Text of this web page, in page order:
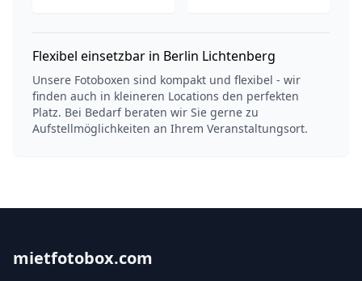
Flexibel einsetzbar in Berlin Lichtenberg
Unsere Fotoboxen sind kompakt und flexibel - wir
finden auch in kleineren Locations den perfekten
Platz. Bei Bedarf beraten wir Sie gerne zu
Aufstellmöglichkeiten an Ihrem Veranstaltungsort.
mietfotobox.com